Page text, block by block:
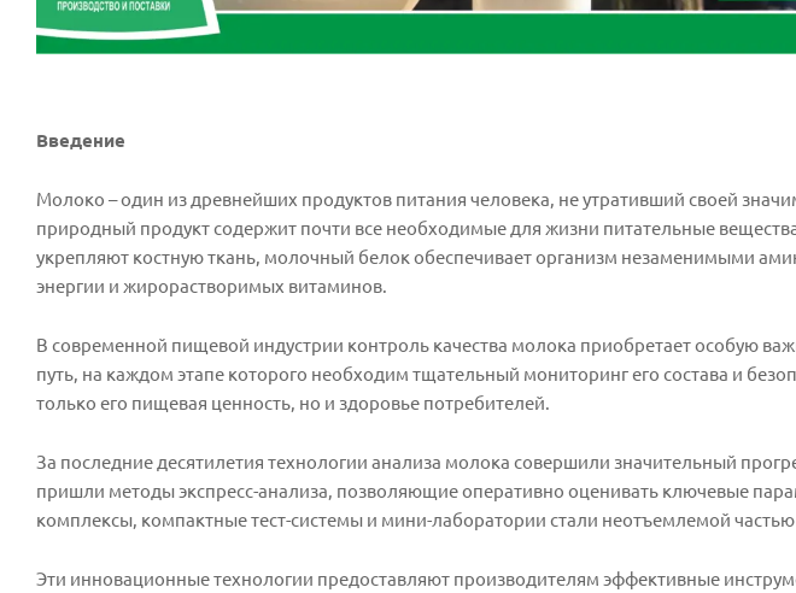
Введение
Молоко – один из древнейших продуктов питания человека, не утративший своей
природный продукт содержит почти все необходимые для жизни питательные
укрепляют костную ткань, молочный белок обеспечивает организм незаменимыми
энергии и жирорастворимых витаминов.
В современной пищевой индустрии контроль качества молока приобретает особую
путь, на каждом этапе которого необходим тщательный мониторинг его состава и
только его пищевая ценность, но и здоровье потребителей.
За последние десятилетия технологии анализа молока совершили значительный
пришли методы экспресс-анализа, позволяющие оперативно оценивать ключевые
комплексы, компактные тест-системы и мини-лаборатории стали неотъемлемой
Эти инновационные технологии предоставляют производителям эффективные